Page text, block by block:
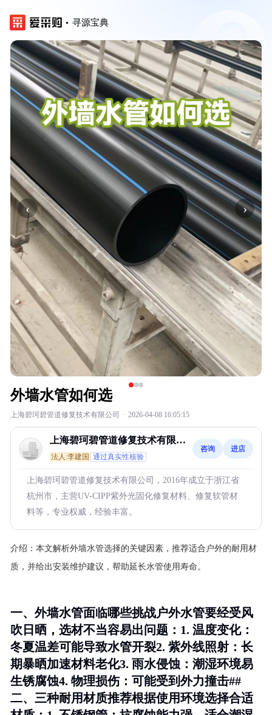
寻源宝典
‹ ›
外墙水管如何选
上海碧珂碧管道修复技术有限公司 · 2026-04-08 16:05:15
上海碧珂碧管道修复技术有限公
司
法人:李建国 通过真实性核验
咨询 进店
上海碧珂碧管道修复技术有限公司，2016年成立于浙江省
杭州市，主营UV-CIPP紫外光固化修复材料、修复软管材
料等，专业权威，经验丰富。
介绍： 本文解析外墙水管选择的关键因素，推荐适合户外的耐用材
质，并给出安装维护建议，帮助延长水管使用寿命。
一、外墙水管面临哪些挑战户外水管要经受风
吹日晒，选材不当容易出问题：1. 温度变化：
冬夏温差可能导致水管开裂2. 紫外线照射 ：长
期暴晒加速材料老化3. 雨水侵蚀 ：潮湿环境易
生锈腐蚀4. 物理损伤：可能受到外力撞击##
二、三种耐用材质推荐根据使用环境选择合适